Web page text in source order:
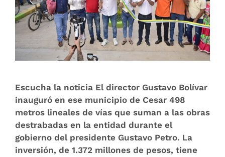
Escucha la noticia El director Gustavo Bolívar
inauguró en ese municipio de Cesar 498
metros lineales de vías que suman a las obras
destrabadas en la entidad durante el
gobierno del presidente Gustavo Petro. La
inversión, de 1.372 millones de pesos, tiene